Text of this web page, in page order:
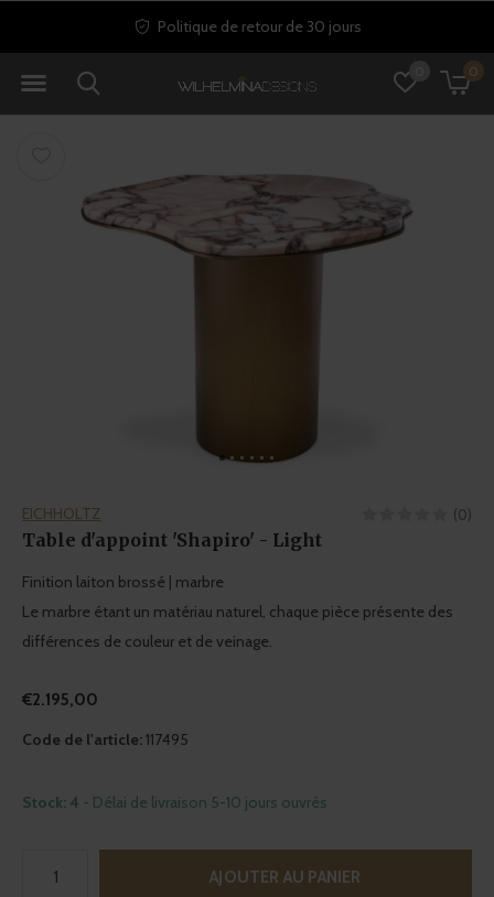
0
10 000+ articles en stock
EICHHOLTZ (0)
Table d'appoint 'Shapiro' - Light
Finition laiton brossé | marbre
Le marbre étant un matériau naturel, chaque pièce présente des
différences de couleur et de veinage.
€2.195,00
Code de l'article:117495
Stock: 4 - Délai de livraison 5-10 jours ouvrés
AJOUTER AU PANIER